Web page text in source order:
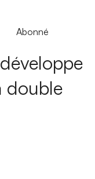
Abonné
double